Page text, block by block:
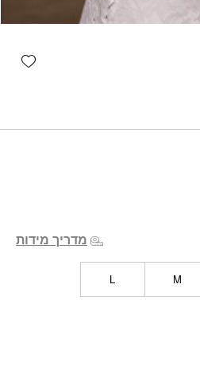
מדריך מידות
M
L